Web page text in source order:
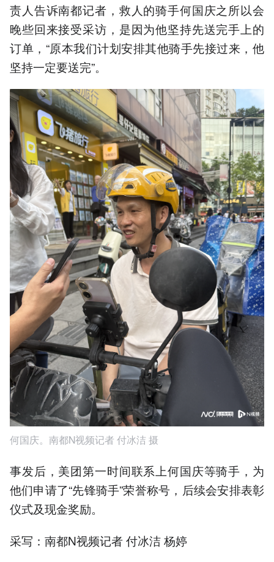
责人告诉南都记者，救人的骑手何国庆之所以会
晚些回来接受采访，是因为他坚持先送完手上的
订单，“原本我们计划安排其他骑手先接过来，他
坚持一定要送完”。
何国庆。南都N视频记者 付冰洁 摄
事发后，美团第一时间联系上何国庆等骑手，为
他们申请了“先锋骑手”荣誉称号，后续会安排表彰
仪式及现金奖励。
采写：南都N视频记者 付冰洁 杨婷